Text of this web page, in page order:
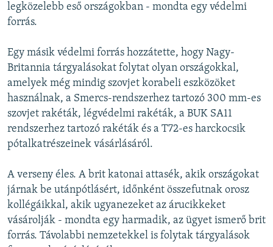
legközelebb eső országokban - mondta egy védelmi
forrás.
Egy másik védelmi forrás hozzátette, hogy Nagy-
Britannia tárgyalásokat folytat olyan országokkal,
amelyek még mindig szovjet korabeli eszközöket
használnak, a Smercs-rendszerhez tartozó 300 mm-es
szovjet rakéták, légvédelmi rakéták, a BUK SA11
rendszerhez tartozó rakéták és a T72-es harckocsik
pótalkatrészeinek vásárlásáról.
A verseny éles. A brit katonai attasék, akik országokat
járnak be utánpótlásért, időnként összefutnak orosz
kollégáikkal, akik ugyanezeket az árucikkeket
vásárolják - mondta egy harmadik, az ügyet ismerő brit
forrás. Távolabbi nemzetekkel is folytak tárgyalások